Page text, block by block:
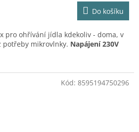
Do košíku
pro ohřívání jídla kdekoliv - doma, v
potřeby mikrovlnky. Napájení 230V
Kód: 8595194750296